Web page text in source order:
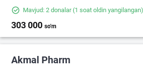
Mavjud: 2 donalar(1 soat oldin yangilangan)
303 000 so'm
Akmal Pharm